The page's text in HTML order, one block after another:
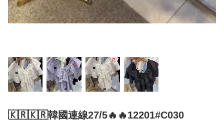
🇰🇷🇰🇷韓國連線27/5🔥🔥12201#C030